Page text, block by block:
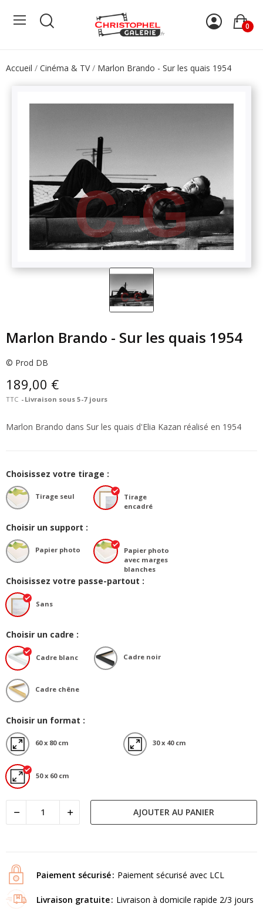
0
Accueil Cinéma & TV Marlon Brando - Sur les quais 1954
Marlon Brando - Sur les quais 1954
© Prod DB
189,00 €
TTC Livraison sous 5-7 jours
Marlon Brando dans Sur les quais d'Elia Kazan réalisé en 1954
Choisissez votre tirage :
Tirage seul
Tirage
encadré
Choisir un support :
Papier photo
Papier photo
avec marges
blanches
Choisissez votre passe-partout :
Sans
Choisir un cadre :
Cadre blanc Cadre noir
Cadre chêne
Choisir un format :
60 x 80 cm 30 x 40 cm
50 x 60 cm
AJOUTER AU PANIER
Paiement sécurisé Paiement sécurisé avec LCL
Livraison gratuite Livraison à domicile rapide 2/3 jours